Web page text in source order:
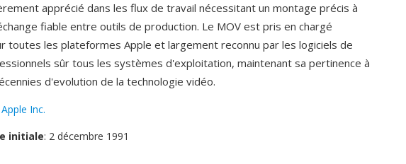
apprécié dans les flux de travail nécessitant un montage précis à
fiable entre outils de production. Le MOV est pris en chargé
toutes les plateformes Apple et largement reconnu par les logiciels de
sûr tous les systèmes d'exploitation, maintenant sa pertinence à
d'evolution de la technologie vidéo.
Apple Inc.
initiale: 2 décembre 1991